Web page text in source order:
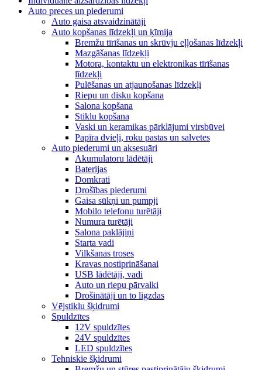
Auto preces un piederumi
Auto gaisa atsvaidzinātāji
Auto kopšanas līdzekļi un ķīmija
Bremžu tīrīšanas un skrūvju eļļošanas līdzekļi
Mazgāšanas līdzekļi
Motora, kontaktu un elektronikas tīrīšanas
līdzekļi
Pulēšanas un atjaunošanas līdzekļi
Riepu un disku kopšana
Salona kopšana
Stiklu kopšana
Vaski un keramikas pārklājumi virsbūvei
Papīra dvieļi, roku pastas un salvetes
Auto piederumi un aksesuāri
Akumulatoru lādētāji
Baterijas
Domkrati
Drošības piederumi
Gaisa sūkņi un pumpji
Mobilo telefonu turētāji
Numura turētāji
Salona paklājiņi
Starta vadi
Vilkšanas troses
Kravas nostiprināšanai
USB lādētāji, vadi
Auto un riepu pārvalki
Drošinātāji un to ligzdas
Vējstiklu šķidrumi
Spuldzītes
12V spuldzītes
24V spuldzītes
LED spuldzītes
Tehniskie šķidrumi